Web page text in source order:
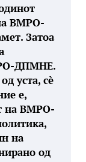
ВМРО-
Затоа
ДПМНЕ.
уста, сè
е,
на ВМРО-
на
од